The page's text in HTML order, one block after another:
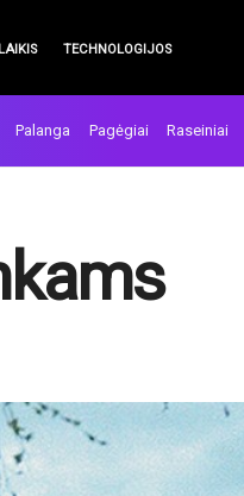
TECHNOLOGIJOS
Palanga Pagėgiai Raseiniai